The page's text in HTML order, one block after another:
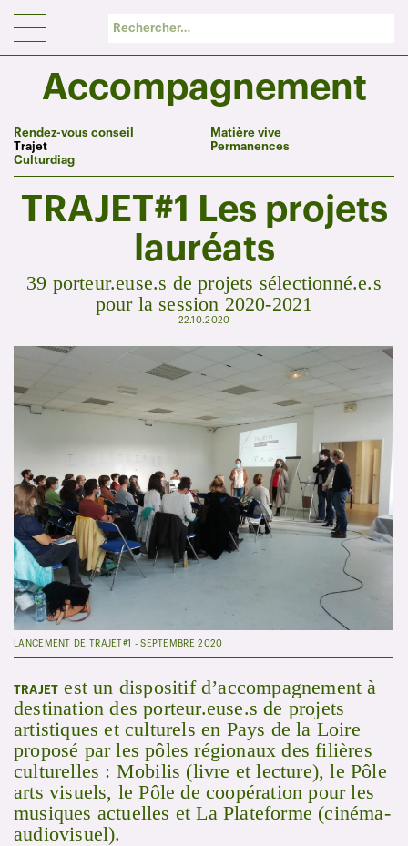
Accompagnement
Rendez-vous conseil
Trajet
Culturdiag
Matière vive
Permanences
TRAJET#1 Les projets
lauréats
39 porteur.euse.s de projets sélectionné.e.s
pour la session 2020-2021
22.10.2020
LANCEMENT DE TRAJET#1 - SEPTEMBRE 2020
TRAJET est un dispositif d’accompagnement à
destination des porteur.euse.s de projets
artistiques et culturels en Pays de la Loire
proposé par les pôles régionaux des filières
culturelles : Mobilis (livre et lecture), le Pôle
arts visuels, le Pôle de coopération pour les
musiques actuelles et La Plateforme (cinéma-
audiovisuel).